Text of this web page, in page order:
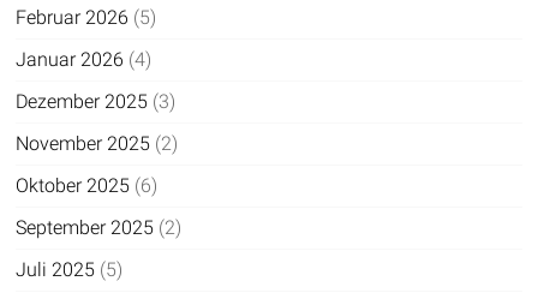
Februar 2026 (5)
Januar 2026 (4)
Dezember 2025 (3)
November 2025 (2)
Oktober 2025 (6)
September 2025 (2)
Juli 2025 (5)